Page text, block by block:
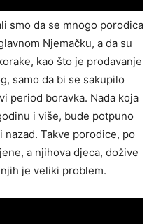
smo da se mnogo porodica
Njemačku, a da su
kao što je prodavanje
samo da bi se sakupilo
period boravka. Nada koja
i više, bude potpuno
Takve porodice, po
a njihova djeca, dožive
je veliki problem.